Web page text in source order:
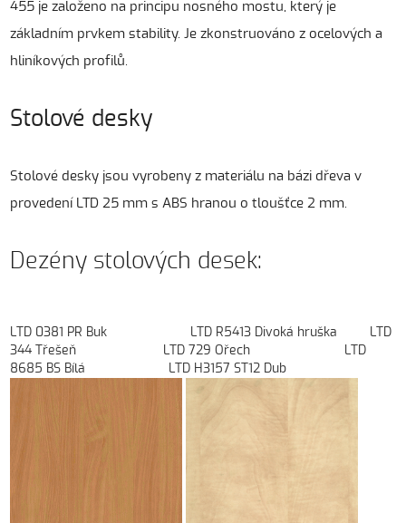
455 je založeno na principu nosného mostu, který je
základním prvkem stability. Je zkonstruováno z ocelových a
hliníkových profilů.
Stolové desky
Stolové desky jsou vyrobeny z materiálu na bázi dřeva v
provedení LTD 25 mm s ABS hranou o tloušťce 2 mm.
Dezény stolových desek:
LTD 0381 PR Buk LTD R5413 Divoká hruška LTD
344 Třešeň LTD 729 Ořech LTD
8685 BS Bílá LTD H3157 ST12 Dub